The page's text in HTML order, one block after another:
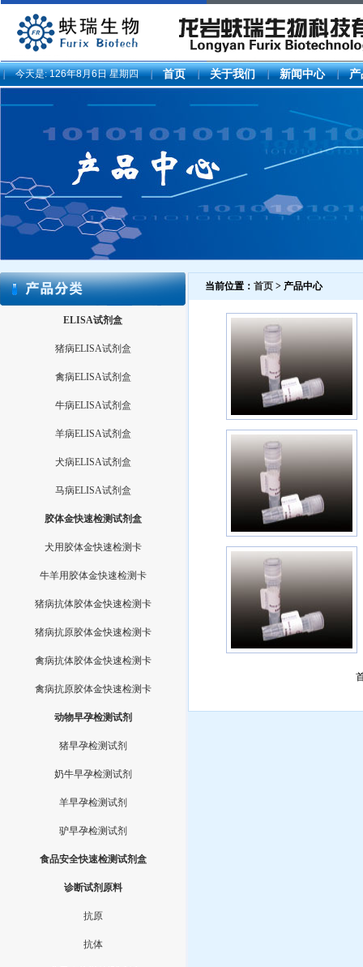
今天是:126年8月6日 星期四 首页 关于我们 新闻中心 产
ELISA试剂盒
猪病ELISA试剂盒
禽病ELISA试剂盒
牛病ELISA试剂盒
羊病ELISA试剂盒
犬病ELISA试剂盒
马病ELISA试剂盒
胶体金快速检测试剂盒
犬用胶体金快速检测卡
牛羊用胶体金快速检测卡
猪病抗体胶体金快速检测卡
猪病抗原胶体金快速检测卡
禽病抗体胶体金快速检测卡
禽病抗原胶体金快速检测卡
动物早孕检测试剂
猪早孕检测试剂
奶牛早孕检测试剂
羊早孕检测试剂
驴早孕检测试剂
食品安全快速检测试剂盒
诊断试剂原料
抗原
抗体
当前位置： 首页 > 产品中心